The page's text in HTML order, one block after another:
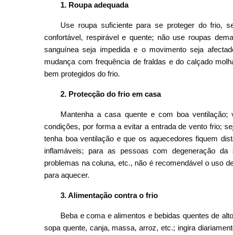
1. Roupa adequada
Use roupa suficiente para se proteger do frio,
confortável, respirável e quente; não use roupas
sanguínea seja impedida e o movimento seja
mudança com frequência de fraldas e do calçado
bem protegidos do frio.
2. Protecção do frio em casa
Mantenha a casa quente e com boa
condições, por forma a evitar a entrada de vento frio;
tenha boa ventilação e que os aquecedores fiquem
inflamáveis; para as pessoas com degeneração
problemas na coluna, etc., não é recomendável o uso
para aquecer.
3. Alimentação contra o frio
Beba e coma e alimentos e bebidas quentes de
sopa quente, canja, massa, arroz, etc.; ingira